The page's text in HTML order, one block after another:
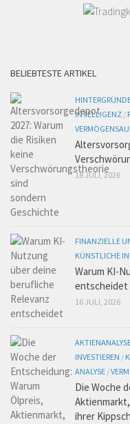
BELIEBTESTE ARTIKEL
INTELLIGENZ /
18 JULI, 2026
FINANZIELLE
KÜNSTLICHE
Warum KI-
entscheidet
16 JULI, 2026
INVESTIEREN /
ANALYSE /
Die Woche
ihrer